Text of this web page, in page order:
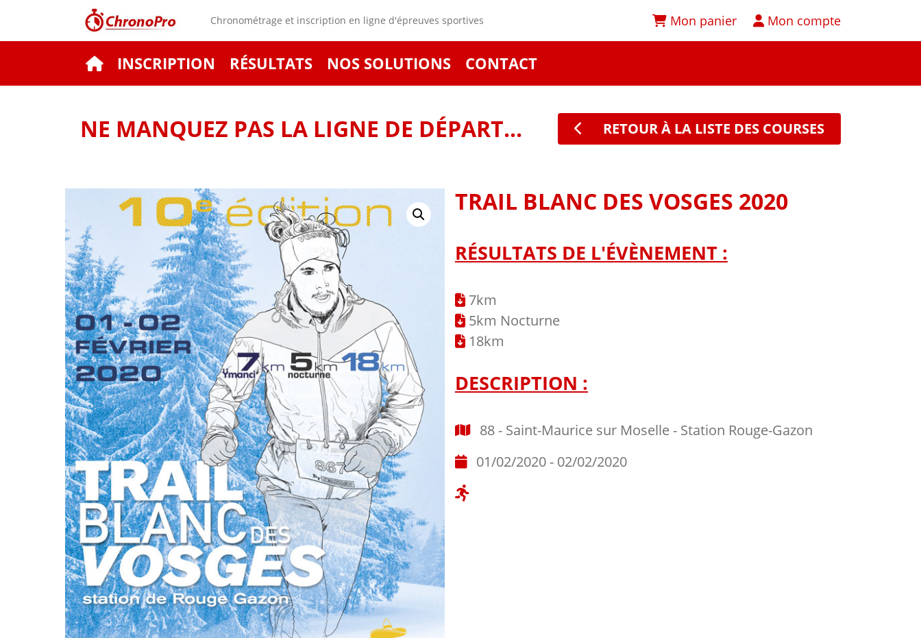
Chronométrage et inscription en ligne d'épreuves sportives Mon panier Mon compte
INSCRIPTION RÉSULTATS NOS SOLUTIONS CONTACT
NE MANQUEZ PAS LA LIGNE DE DÉPART... RETOUR À LA LISTE DES COURSES
TRAIL BLANC DES VOSGES 2020
RÉSULTATS DE L'ÉVÈNEMENT :
7km
5km Nocturne
18km
DESCRIPTION :
88 - Saint-Maurice sur Moselle - Station Rouge-Gazon
01/02/2020 - 02/02/2020